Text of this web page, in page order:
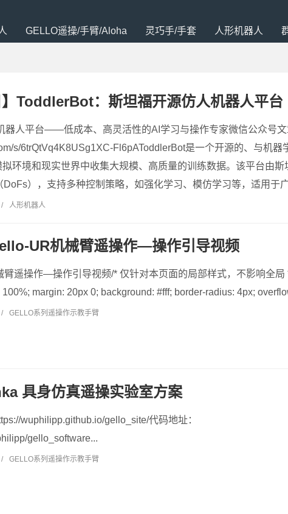
GELLO遥操/手臂/Aloha 灵巧手/手套 人形机器人
】ToddlerBot：斯坦福开源仿人机器人平台
器人平台——低成本、高灵活性的AI学习与操作专家微信公众号文
s/6trQtVq4K8USg1XC-Fl6pAToddlerBot是一个开源的、与机器
环境和现实世界中收集大规模、高质量的训练数据。该平台由
），支持多种控制策略，如强化学习、模仿学习等，适用于
/ 人形机器人
UR机械臂遥操作—操作引导视频
遥操作—操作引导视频/* 仅针对本页面的局部样式，不影响全局
margin: 20px 0; background: #fff; border-radius: 4px;
/ GELLO系列遥操作示教手臂
具身仿真遥操实验室方案
wuphilipp.github.io/gello_site/代码地址：
gello_software...
/ GELLO系列遥操作示教手臂